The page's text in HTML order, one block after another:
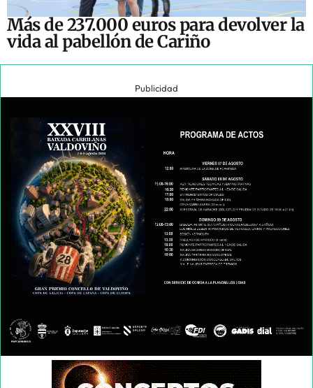
Más de 237.000 euros para devolver la
vida al pabellón de Cariño
Publicidad